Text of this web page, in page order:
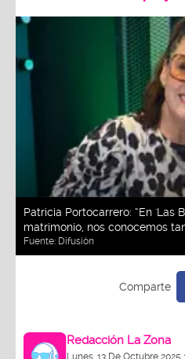
Patricia Portocarrero: “En 'Las
matrimonio, nos conocemos
Fuente: Difusión
Redacción La Zona
Lunes, 13 De Octubre 2025